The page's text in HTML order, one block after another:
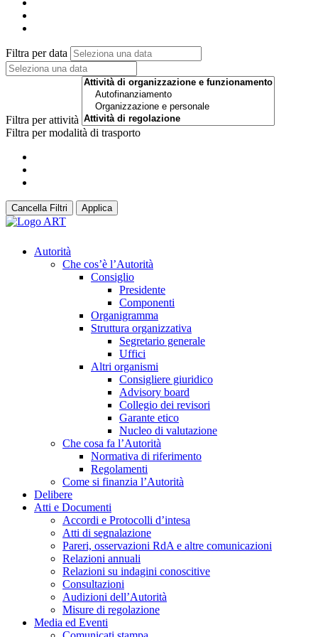
Filtra per data
Filtra per attività
Filtra per modalità di trasporto
Cancella Filtri Applica
Autorità
Che cos’è l’Autorità
Consiglio
Presidente
Componenti
Organigramma
Struttura organizzativa
Segretario generale
Uffici
Altri organismi
Consigliere giuridico
Advisory board
Collegio dei revisori
Garante etico
Nucleo di valutazione
Che cosa fa l’Autorità
Normativa di riferimento
Regolamenti
Come si finanzia l’Autorità
Delibere
Atti e Documenti
Accordi e Protocolli d’intesa
Atti di segnalazione
Pareri, osservazioni RdA e altre comunicazioni
Relazioni annuali
Relazioni su indagini conoscitive
Consultazioni
Audizioni dell’Autorità
Misure di regolazione
Media ed Eventi